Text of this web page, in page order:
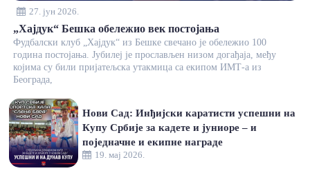
27. јун 2026.
„Хајдук“ Бешка обележио век постојања
Фудбалски клуб „Хајдук“ из Бешке свечано је обележио 100
година постојања. Јубилеј је прослављен низом догађаја, међу
којима су били пријатељска утакмица са екипом ИМТ-а из
Београда,
19. мај 2026.
Нови Сад: Инђијски каратисти успешни на
Купу Србије за кадете и јуниоре – и
поједначне и екипне награде